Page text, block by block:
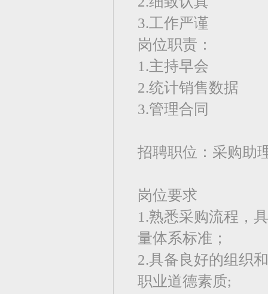
3.工作严谨
岗位职责：
1.主持早会
2.统计销售数据
3.管理合同
招聘职位：采购助
岗位要求
1.熟悉采购流程，
量体系标准；
2.具备良好的组织
职业道德素质;